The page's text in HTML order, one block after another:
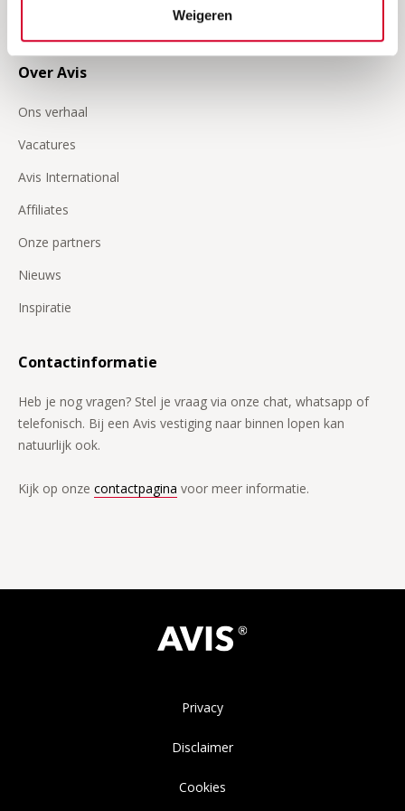
Weigeren
Over Avis
Ons verhaal
Vacatures
Avis International
Affiliates
Onze partners
Nieuws
Inspiratie
Contactinformatie
Heb je nog vragen? Stel je vraag via onze chat, whatsapp of
telefonisch. Bij een Avis vestiging naar binnen lopen kan
natuurlijk ook.
Kijk op onze contactpagina voor meer informatie.
Privacy
Disclaimer
Cookies